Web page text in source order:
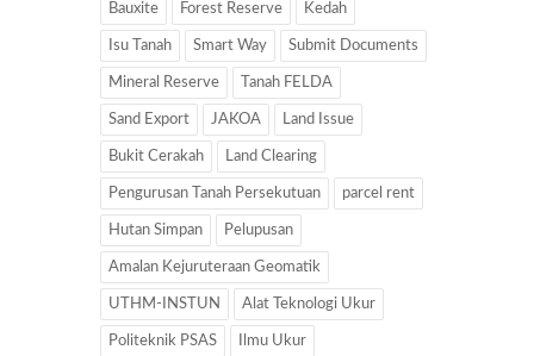
Bauxite Forest Reserve Kedah
Isu Tanah Smart Way Submit Documents
Mineral Reserve Tanah FELDA
Sand Export JAKOA Land Issue
Bukit Cerakah Land Clearing
Pengurusan Tanah Persekutuan parcel rent
Hutan Simpan Pelupusan
Amalan Kejuruteraan Geomatik
UTHM-INSTUN Alat Teknologi Ukur
Politeknik PSAS Ilmu Ukur